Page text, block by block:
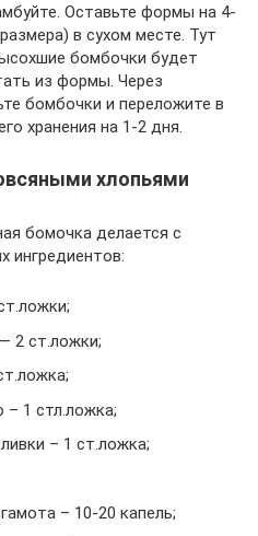
Оставьте формы на 4-
в сухом месте. Тут
бомбочки будет
из формы. Через
бомбочки и переложите в
хранения на 1-2 дня.
хлопьями
бомочка делается с
ингредиентов:
2 ст.ложки;
– 1 стл.ложка;
– 1 ст.ложка;
– 10-20 капель;